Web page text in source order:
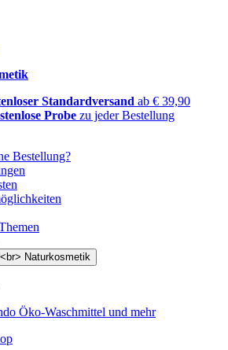
Standardversand ab € 39,90
Probe zu jeder Bestellung
Bestellung?
Öko-Waschmittel und mehr